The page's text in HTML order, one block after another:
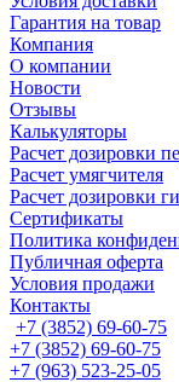
Гарантия на товар
Компания
О компании
Новости
Отзывы
Калькуляторы
Расчет дозировки
Расчет умягчителя
Расчет дозировки
Сертификаты
Политика
Публичная оферта
Условия продажи
Контакты
+7 (3852) 69-60-75
+7 (3852) 69-60-75
+7 (963) 523-25-05